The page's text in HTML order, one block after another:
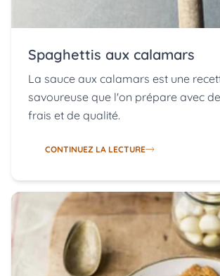
Spaghettis aux calamars
La sauce aux calamars est une
savoureuse que l'on prépare avec
frais et de qualité.
CONTINUEZ LA LECTURE